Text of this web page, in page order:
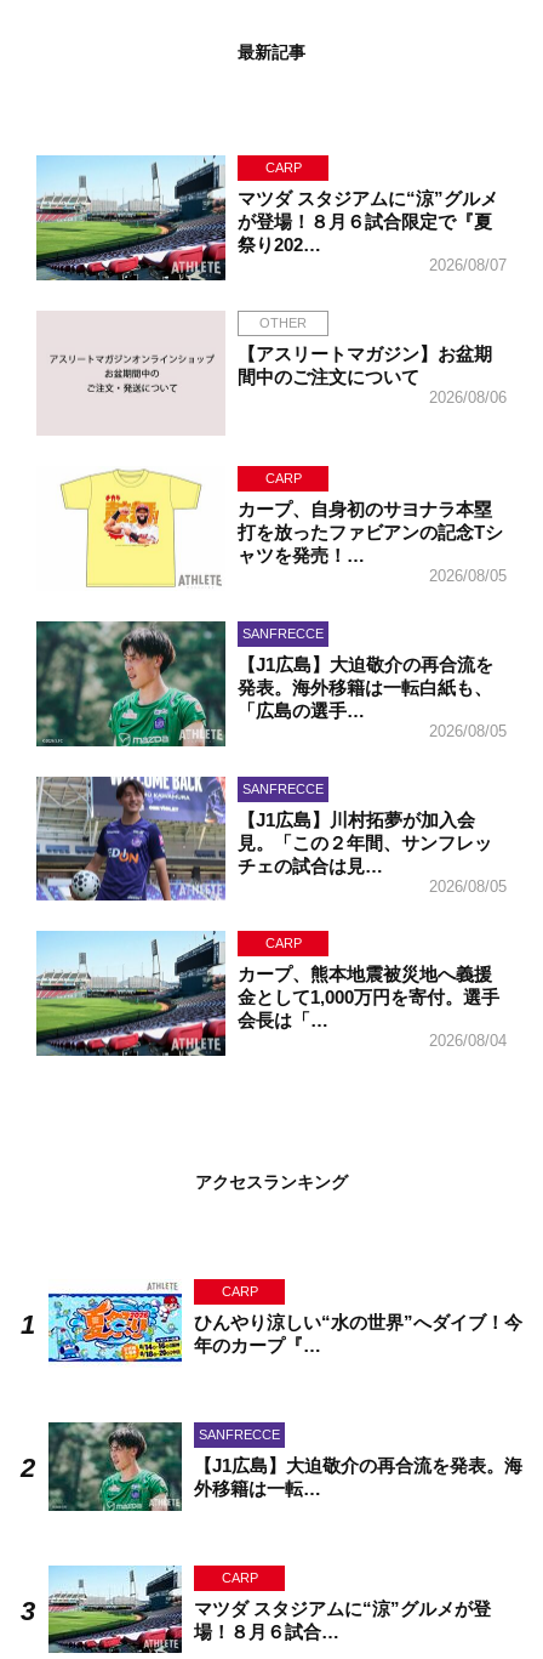
最新記事
CARP
マツダ スタジアムに“涼”グルメ
が登場！８月６試合限定で『夏
祭り202…
2026/08/07
OTHER
【アスリートマガジン】お盆期
間中のご注文について
2026/08/06
CARP
カープ、自身初のサヨナラ本塁
打を放ったファビアンの記念Tシ
ャツを発売！…
2026/08/05
SANFRECCE
【J1広島】大迫敬介の再合流を
発表。海外移籍は一転白紙も、
「広島の選手…
2026/08/05
SANFRECCE
【J1広島】川村拓夢が加入会
見。「この２年間、サンフレッ
チェの試合は見…
2026/08/05
CARP
カープ、熊本地震被災地へ義援
金として1,000万円を寄付。選手
会長は「…
2026/08/04
アクセスランキング
CARP
ひんやり涼しい“水の世界”へダイブ！今
年のカープ『…
SANFRECCE
【J1広島】大迫敬介の再合流を発表。海
外移籍は一転…
CARP
マツダ スタジアムに“涼”グルメが登
場！８月６試合…